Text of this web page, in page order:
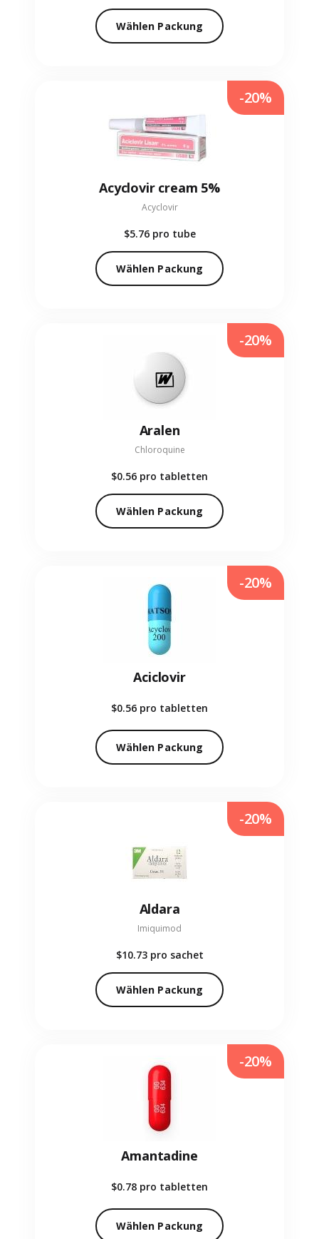
Wählen Packung
Acyclovir cream 5%
Acyclovir
$5.76 pro tube
Wählen Packung
-20%
Aralen
Chloroquine
$0.56 pro tabletten
Wählen Packung
-20%
Aciclovir
$0.56 pro tabletten
Wählen Packung
-20%
Aldara
Imiquimod
$10.73 pro sachet
Wählen Packung
-20%
Amantadine
$0.78 pro tabletten
Wählen Packung
-20%